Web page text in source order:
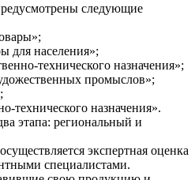
следующие
населения»;
технического назначения»;
промыслов»;
технического назначения».
этапа: региональный и
экспертная оценка
специалистами.